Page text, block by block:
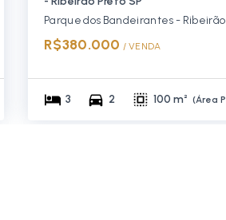
R$380.000 / VENDA
3 2 100 m² (Área